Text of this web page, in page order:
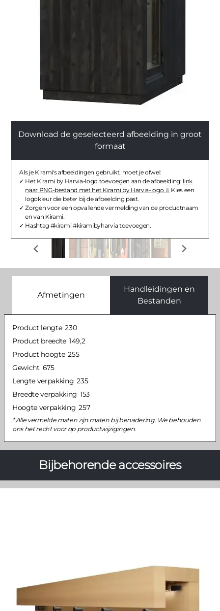
Download de geselecteerd afbeelding in groot
formaat
Als je Kirami's afbeeldingen gebruikt, moet je ofwel:
Het Kirami by Harvia-logo toevoegen aan de afbeelding: link
naar PNG-bestand met het Kirami by Harvia-logo
Kies een
logokleur die beter bij de afbeelding past.
Zorgen voor een opvallende vermelding van de productnaam
en van Kirami.
Hashtag #kirami #kiramibyharvia toevoegen.
Afmetingen
Handleidingen en
Bestanden
Product lengte 230
Product breedte 149,2
Product hoogte 255
Gewicht 675
Lengte verpakking 235
Breedte verpakking 153
Hoogte verpakking 257
Alle vermelde maten zijn maten bij benadering. We behouden
ons het recht voor op productwijzigingen.
Bijbehorende accessoires